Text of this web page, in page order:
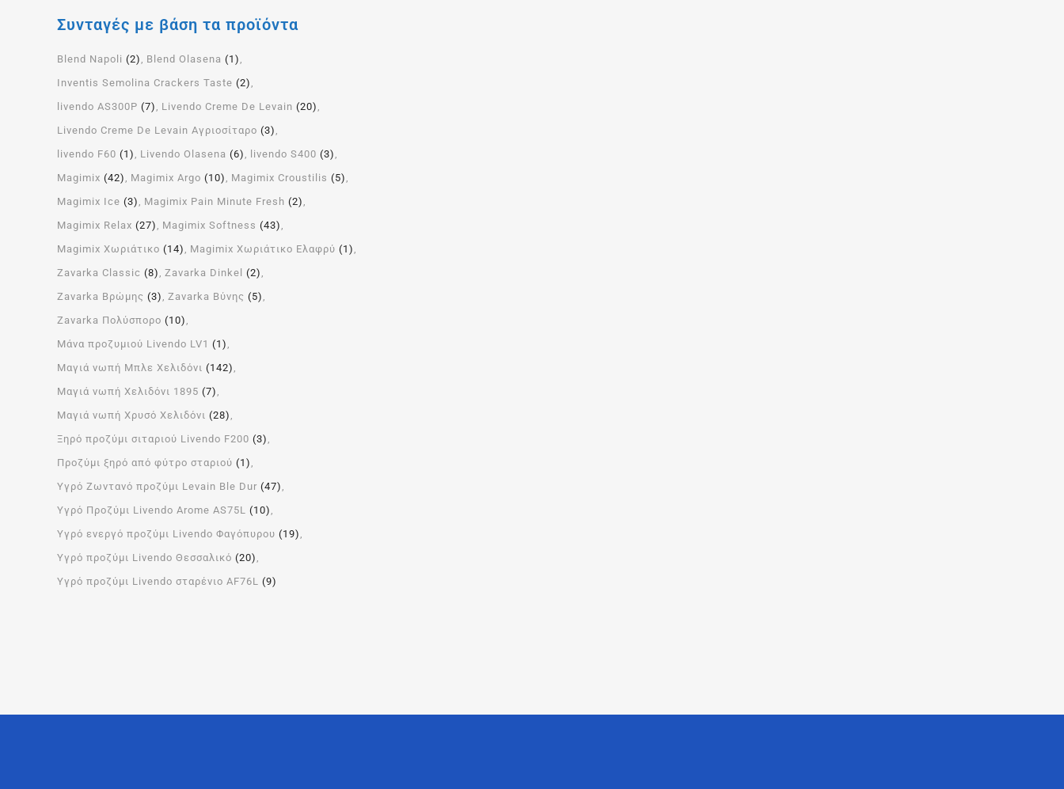
Συνταγές με βάση τα προϊόντα
Blend Napoli (2) Blend Olasena (1)
Inventis Semolina Crackers Taste (2)
livendo AS300P (7) Livendo Creme De Levain (20)
Livendo Creme De Levain Αγριοσίταρο (3)
livendo F60 (1) Livendo Olasena (6) livendo S400 (3)
Magimix (42) Magimix Argo (10) Magimix Croustilis (5)
Magimix Ice (3) Magimix Pain Minute Fresh (2)
Magimix Relax (27) Magimix Softness (43)
Magimix Χωριάτικο (14) Magimix Χωριάτικο Ελαφρύ (1)
Zavarka Classic (8) Zavarka Dinkel (2)
Zavarka Βρώμης (3) Zavarka Βύνης (5)
Zavarka Πολύσπορο (10)
Μάνα προζυμιού Livendo LV1 (1)
Μαγιά νωπή Μπλε Χελιδόνι (142)
Μαγιά νωπή Χελιδόνι 1895 (7)
Μαγιά νωπή Χρυσό Χελιδόνι (28)
Ξηρό προζύμι σιταριού Livendo F200 (3)
Προζύμι ξηρό από φύτρο σταριού (1)
Υγρό Ζωντανό προζύμι Levain Ble Dur (47)
Υγρό Προζύμι Livendo Arome ΑS75L (10)
Υγρό ενεργό προζύμι Livendo Φαγόπυρου (19)
Υγρό προζύμι Livendo Θεσσαλικό (20)
Υγρό προζύμι Livendo σταρένιο AF76L (9)